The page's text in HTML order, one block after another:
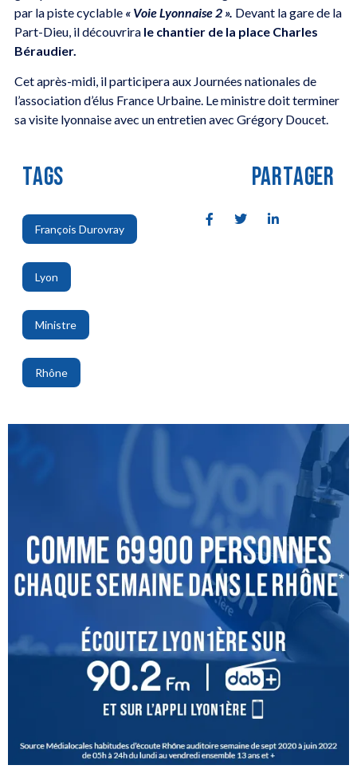
par la piste cyclable « Voie Lyonnaise 2 ». Devant la gare de la
Part-Dieu, il découvrira le chantier de la place Charles
Béraudier.
Cet après-midi, il participera aux Journées nationales de
l’association d’élus France Urbaine. Le ministre doit terminer
sa visite lyonnaise avec un entretien avec Grégory Doucet.
TAGS
François Durovray
,
Lyon
,
Ministre
,
Rhône
PARTAGER